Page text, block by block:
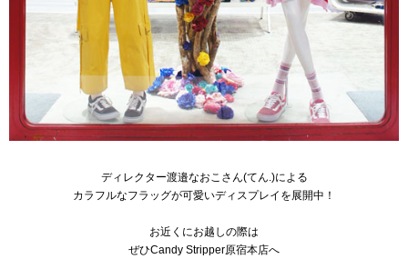
ディレクター渡邉なおこさん(てん.)による
カラフルなフラッグが可愛いディスプレイを展開中！
お近くにお越しの際は
ぜひCandy Stripper原宿本店へ